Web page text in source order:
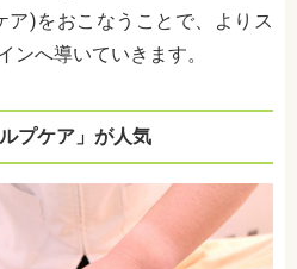
ア)をおこなうことで、よりス
ンへ導いていきます。
プケア」が人気